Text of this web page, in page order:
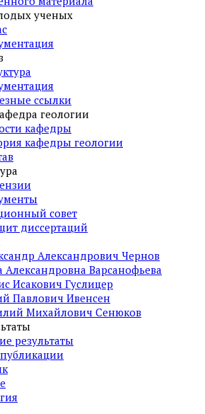
ученых
ссылки
геологии
кафедры
кафедры геологии
совет
диссертаций
Александрович Чернов
Александровна Варсанофьева
Исакович Гуслицер
Павлович Ивенсен
Михайлович Сенюков
результаты